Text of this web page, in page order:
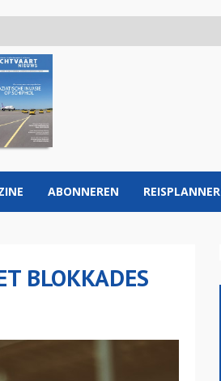
ABONNEREN REISPLANNER
BLOKKADES